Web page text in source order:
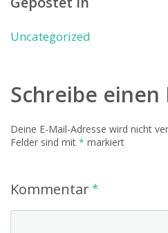
Uncategorized
Schreibe
Deine E-Mail-Adresse wird nicht
Felder sind mit * markiert
Kommentar*